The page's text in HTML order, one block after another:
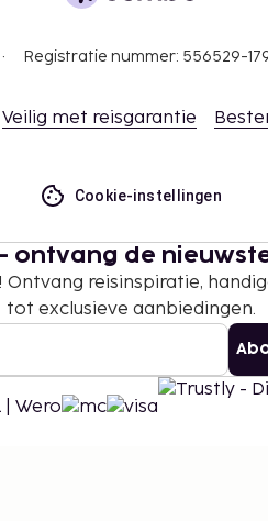
Registratie nummer: 556529-
Veilig met reisgarantie
Cookie-instellingen
ontvang de
reisinspiratie,
tot exclusieve aanbiedingen.